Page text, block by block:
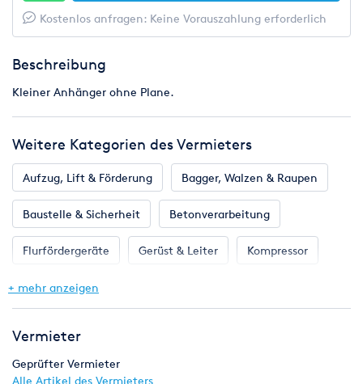
Kostenlos anfragen: Keine Vorauszahlung erforderlich
Beschreibung
Kleiner Anhänger ohne Plane.
Weitere Kategorien des Vermieters
Aufzug, Lift & Förderung Bagger, Walzen & Raupen
Baustelle & Sicherheit Betonverarbeitung
Flurfördergeräte Gerüst & Leiter Kompressor
Stromerzeuger & Stromverteiler
Bohren, Stemmen & Befestigen
+ mehr anzeigen
Vermieter
Geprüfter Vermieter
Alle Artikel des Vermieters